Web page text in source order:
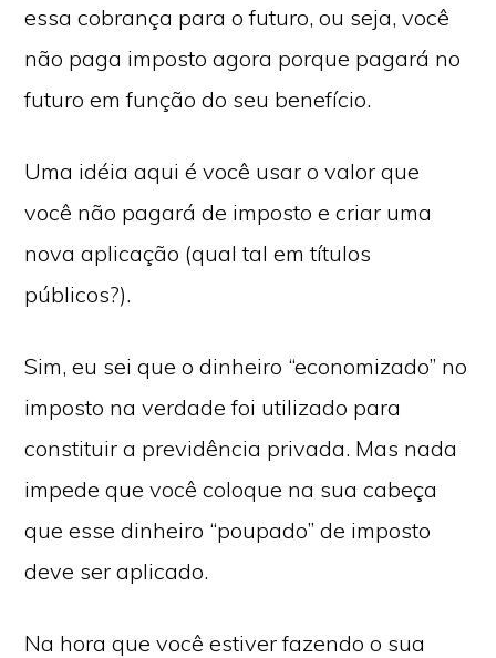
essa cobrança para o futuro, ou seja, você
não paga imposto agora porque pagará no
futuro em função do seu benefício.
Uma idéia aqui é você usar o valor que
você não pagará de imposto e criar uma
nova aplicação (qual tal em títulos
públicos?).
Sim, eu sei que o dinheiro “economizado” no
imposto na verdade foi utilizado para
constituir a previdência privada. Mas nada
impede que você coloque na sua cabeça
que esse dinheiro “poupado” de imposto
deve ser aplicado.
Na hora que você estiver fazendo o sua